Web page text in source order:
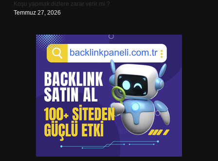
Koşu yapmak dizlere zarar verir mi ?
Temmuz 27, 2026